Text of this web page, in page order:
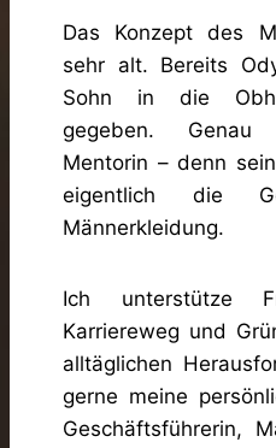
Das Konzept des
sehr alt. Bereits
Sohn in die
gegeben. Genau
Mentorin – denn
eigentlich die
Männerkleidung.
Ich unterstütze
Karriereweg und
alltäglichen
gerne meine
Geschäftsführerin,